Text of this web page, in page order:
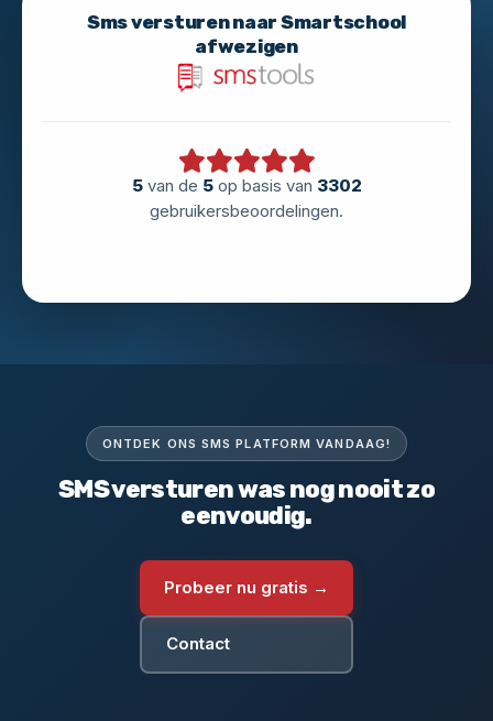
Sms versturen naar Smartschool
afwezigen
5van de 5op basis van 3302
gebruikersbeoordelingen.
ONTDEK ONS SMS PLATFORM VANDAAG!
SMS versturen was nog nooit zo
eenvoudig.
Probeer nu gratis →
Contact